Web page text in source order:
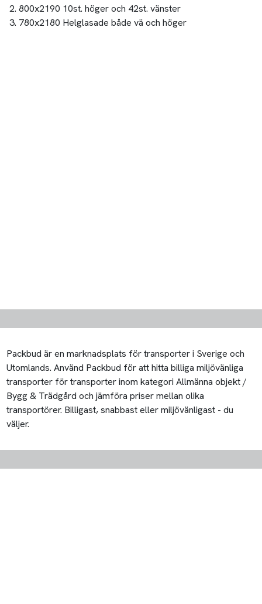
2. 800x2190 10st. höger och 42st. vänster
3. 780x2180 Helglasade både vä och höger
Packbud är en marknadsplats för transporter i Sverige och
Utomlands. Använd Packbud för att hitta billiga miljövänliga
transporter för transporter inom kategori Allmänna objekt /
Bygg & Trädgård och jämföra priser mellan olika
transportörer. Billigast, snabbast eller miljövänligast - du
väljer.